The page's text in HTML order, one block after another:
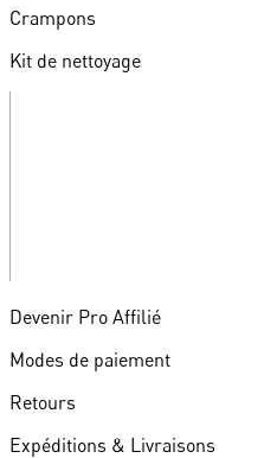
Crampons
Kit de nettoyage
Devenir Pro Affilié
Modes de paiement
Retours
Expéditions & Livraisons